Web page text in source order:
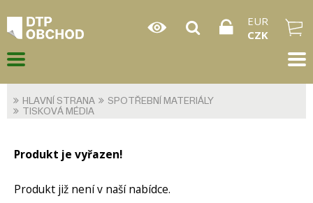
EUR
CZK
HLAVNÍ STRANA
SPOTŘEBNÍ MATERIÁLY
TISKOVÁ MÉDIA
Produkt je vyřazen!
Produkt již není v naší nabídce.